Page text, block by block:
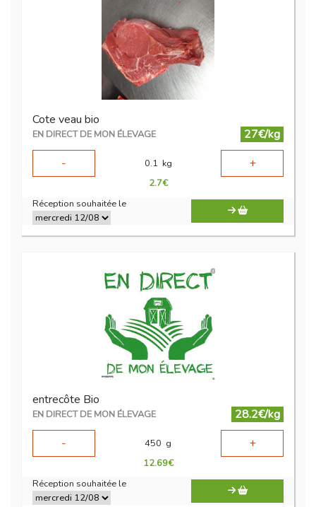
Cote veau bio
EN DIRECT DE MON ÉLEVAGE
27€/kg
-
0.1 kg +
2.7€
Réception souhaitée le
entrecôte Bio
EN DIRECT DE MON ÉLEVAGE
28.2€/kg
-
450 g +
12.69€
Réception souhaitée le